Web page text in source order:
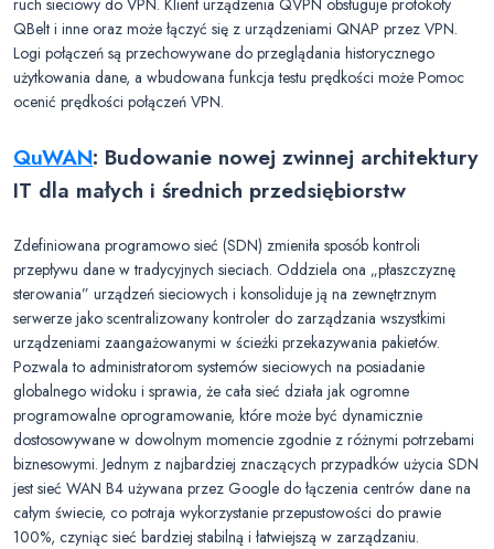
QBelt i inne oraz może łączyć się z urządzeniami QNAP przez VPN.
Logi połączeń są przechowywane do przeglądania historycznego
użytkowania dane, a wbudowana funkcja testu prędkości może Pomoc
ocenić prędkości połączeń VPN.
QuWAN: Budowanie nowej zwinnej architektury
IT dla małych i średnich przedsiębiorstw
Zdefiniowana programowo sieć (SDN) zmieniła sposób kontroli
przepływu dane w tradycyjnych sieciach. Oddziela ona „płaszczyznę
sterowania” urządzeń sieciowych i konsoliduje ją na zewnętrznym
serwerze jako scentralizowany kontroler do zarządzania wszystkimi
urządzeniami zaangażowanymi w ścieżki przekazywania pakietów.
Pozwala to administratorom systemów sieciowych na posiadanie
globalnego widoku i sprawia, że cała sieć działa jak ogromne
programowalne oprogramowanie, które może być dynamicznie
dostosowywane w dowolnym momencie zgodnie z różnymi potrzebami
biznesowymi. Jednym z najbardziej znaczących przypadków użycia SDN
jest sieć WAN B4 używana przez Google do łączenia centrów dane na
całym świecie, co potraja wykorzystanie przepustowości do prawie
100%, czyniąc sieć bardziej stabilną i łatwiejszą w zarządzaniu.